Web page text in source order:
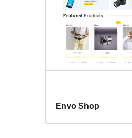
Envo Shop